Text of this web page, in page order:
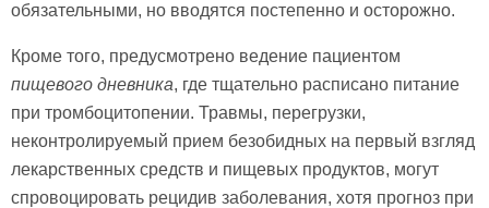
обязательными, но вводятся постепенно и осторожно.
Кроме того, предусмотрено ведение пациентом
пищевого дневника, где тщательно расписано питание
при тромбоцитопении. Травмы, перегрузки,
неконтролируемый прием безобидных на первый взгляд
лекарственных средств и пищевых продуктов, могут
спровоцировать рецидив заболевания, хотя прогноз при